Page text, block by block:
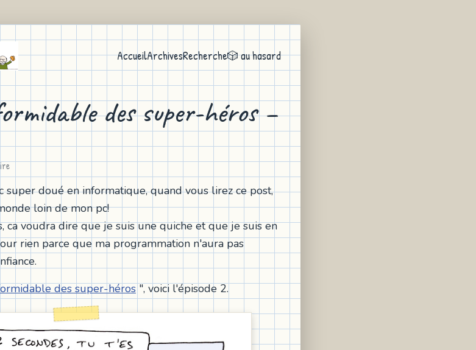
AccueilArchivesRecherche🎲 au hasard
des super-héros –
super doué en informatique, quand vous lirez ce post,
loin de mon pc!
ca voudra dire que je suis une quiche et que je suis en
rien parce que ma programmation n'aura pas
des super-héros", voici l'épisode 2.